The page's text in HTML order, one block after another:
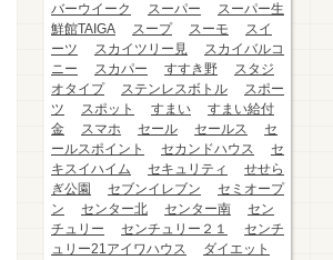
バーウイーク
スーパー
スーパー生
鮮館TAIGA
スープ スーモ
スイ
ーツ
スカイツリー見
スカイバルコ
ニー
スカパー すすき野
スタジ
オタイプ
ステンレスボトル
スポー
ツ
スポット すまい
すまい給付
金
スマホ セール セールス
セ
ールスポイント
セカンドハウス
セ
キスイハイム
セキュリティ
せせら
ぎ公園
セブンイレブン
セミオープ
ン
センター北 センター南
セン
チュリー
センチュリー２１
センチ
ュリー21アイワハウス
ダイエット